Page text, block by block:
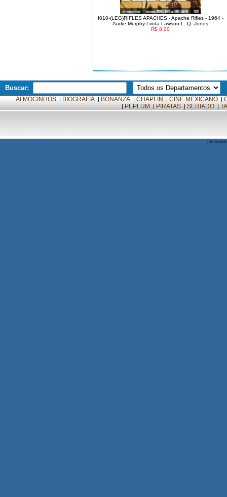
I010-(LEG)RIFLES APACHES - Apache Rifles - 1964 -
Audie Murphy-Linda Lawson-L. Q. Jones
R$ 8,00
Buscar:
AÍ MOCINHOS| BIOGRAFIA| BONANZA| CHAPLIN | CINE MEXICANO|
| PEPLUM | PIRATAS| SERIADO|